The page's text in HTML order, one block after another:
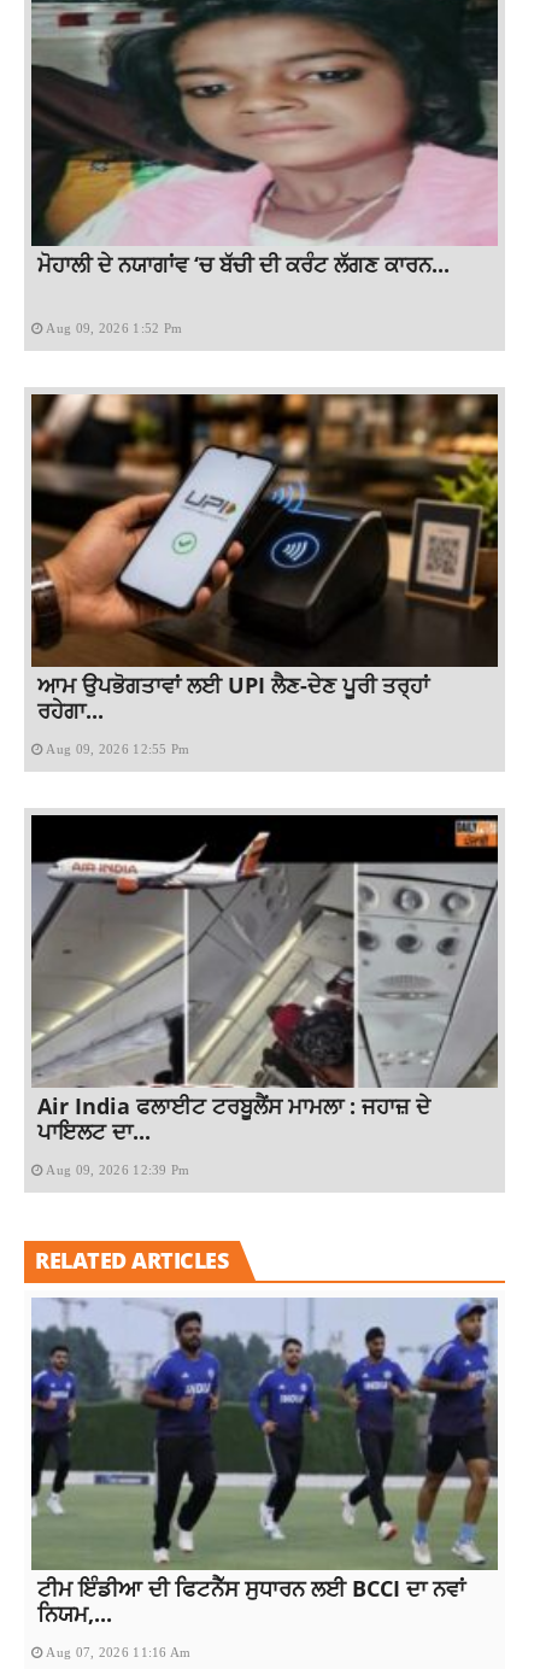
ਮੋਹਾਲੀ ਦੇ ਨਯਾਗਾਂਵ ‘ਚ ਬੱਚੀ ਦੀ ਕਰੰਟ ਲੱਗਣ ਕਾਰਨ...
Aug 09, 2026 1:52 Pm
ਆਮ ਉਪਭੋਗਤਾਵਾਂ ਲਈ UPI ਲੈਣ-ਦੇਣ ਪੂਰੀ ਤਰ੍ਹਾਂ
ਰਹੇਗਾ...
Aug 09, 2026 12:55 Pm
Air India ਫਲਾਈਟ ਟਰਬੂਲੈਂਸ ਮਾਮਲਾ : ਜਹਾਜ਼ ਦੇ
ਪਾਇਲਟ ਦਾ...
Aug 09, 2026 12:39 Pm
RELATED ARTICLES
ਟੀਮ ਇੰਡੀਆ ਦੀ ਫਿਟਨੈੱਸ ਸੁਧਾਰਨ ਲਈ BCCI ਦਾ ਨਵਾਂ
ਨਿਯਮ,...
Aug 07, 2026 11:16 Am